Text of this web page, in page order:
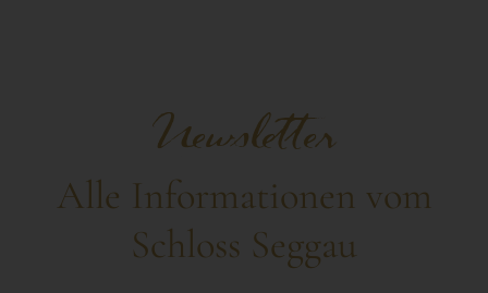
Newsletter
Alle Informationen vom
Schloss Seggau